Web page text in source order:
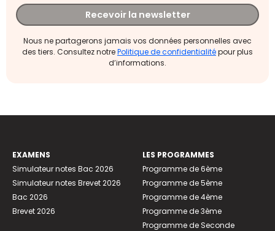
Recevoir la newsletter
Nous ne partagerons jamais vos données personnelles avec
des tiers. Consultez notrePolitique de confidentialitépour plus
d’informations.
EXAMENS
Simulateur notes Bac 2026
Simulateur notes Brevet 2026
Bac 2026
Brevet 2026
LES PROGRAMMES
Programme de 6ème
Programme de 5ème
Programme de 4ème
Programme de 3ème
Programme de Seconde